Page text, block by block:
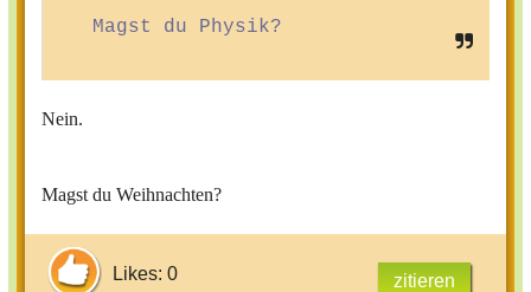
Magst du Physik?
Nein.
Magst du Weihnachten?
Likes: 0 zitieren